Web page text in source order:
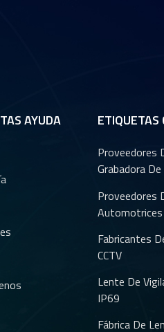
AYUDA ETIQUETAS
Proveedores
Grabadora
Proveedores
Automotrices
Fabricantes
CCTV
Lente De
IP69
Fábrica De